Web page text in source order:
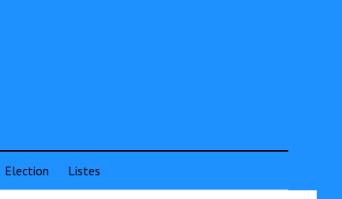
Election Listes